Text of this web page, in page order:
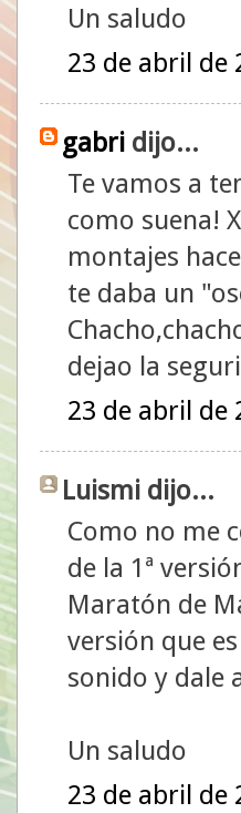
Un saludo
23 de abril de
gabri dijo...
Te vamos a
como suena!
montajes
te daba un
dejao la
23 de abril de
Luismi dijo...
Como no me
de la 1ª
Maratón de
versión que
sonido y dale
Un saludo
23 de abril de